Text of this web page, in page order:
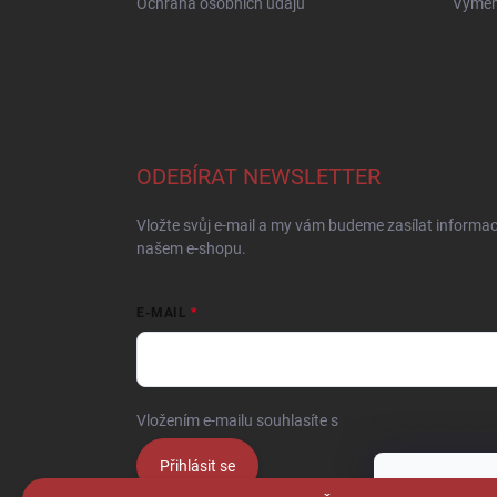
Tento
ODEBÍRAT NEWSLETTER
Vložte svůj e-mail a my vám budeme zasílat
našem e-shopu.
E-MAIL
Vložením e-mailu souhlasíte s
Přihlásit se